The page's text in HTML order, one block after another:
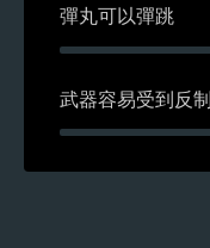
彈丸可以彈跳
武器容易受到反